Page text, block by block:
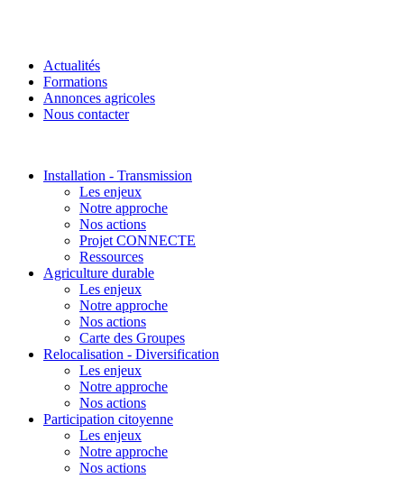
Actualités
Formations
Annonces agricoles
Nous contacter
Installation - Transmission
Les enjeux
Notre approche
Nos actions
Projet CONNECTE
Ressources
Agriculture durable
Les enjeux
Notre approche
Nos actions
Carte des Groupes
Relocalisation - Diversification
Les enjeux
Notre approche
Nos actions
Participation citoyenne
Les enjeux
Notre approche
Nos actions